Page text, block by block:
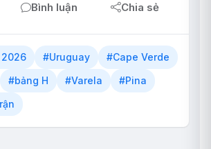
Bình luận Chia sẻ
2026 #Uruguay
#Cape Verde
#bảng H #Varela
#Pina